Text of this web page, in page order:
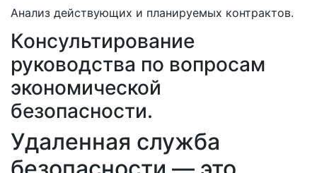
Анализ действующих и планируемых контрактов.
Консультирование
руководства по вопросам
экономической
безопасности.
Удаленная служба